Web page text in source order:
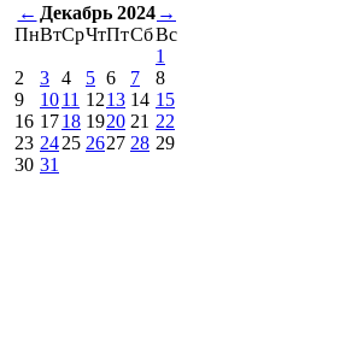
← Декабрь 2024 →
ПнВтСрЧтПтСбВс
1
2
3 4 5 6 7
8
9
1011 1213 14 15
16 1718 1920 21 22
23 2425 2627 28 29
30 31